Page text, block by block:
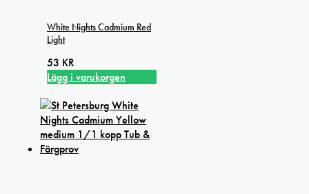
White Nights Cadmium Red
Light
53 KR
Lägg i varukorgen